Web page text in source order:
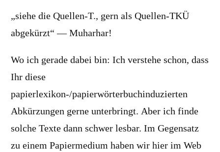
„siehe die Quellen-T., gern als Quellen-TKÜ
abgekürzt“ — Muharhar!
Wo ich gerade dabei bin: Ich verstehe schon, dass
Ihr diese
papierlexikon-/papierwörterbuchinduzierten
Abkürzungen gerne unterbringt. Aber ich finde
solche Texte dann schwer lesbar. Im Gegensatz
zu einem Papiermedium haben wir hier im Web